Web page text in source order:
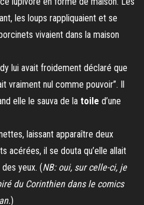
les loups rappliquaient et se
vivaient dans la maison
lui avait froidement déclaré que
vraiment nul comme pouvoir”. Il
elle le sauva de la toile d’une
laissant apparaître deux
acérées, il se douta qu’elle allait
des yeux. (NB: oui, sur celle-ci, je
du Corinthien dans le comics
)